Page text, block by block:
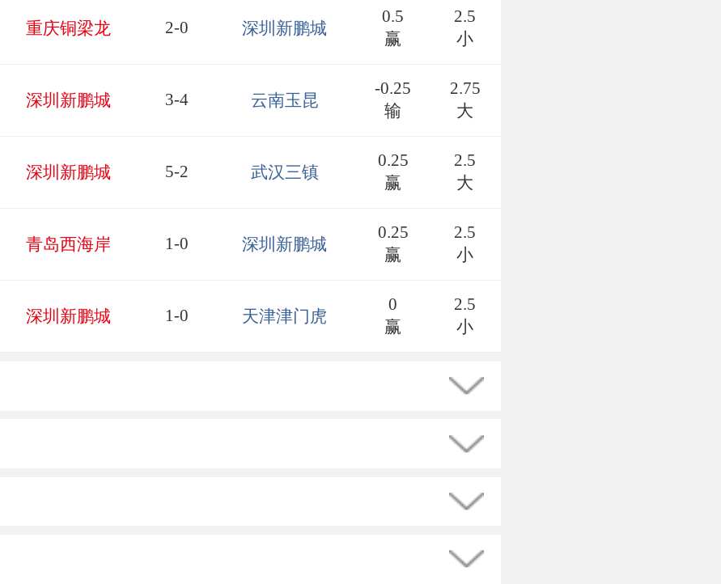
重庆铜梁龙 2-0 深圳新鹏城
0.5
赢
2.5
小
深圳新鹏城 3-4 云南玉昆
-0.25
输
2.75
大
深圳新鹏城 5-2 武汉三镇
0.25
赢
2.5
大
青岛西海岸 1-0 深圳新鹏城
0.25
赢
2.5
小
深圳新鹏城 1-0 天津津门虎
0
赢
2.5
小